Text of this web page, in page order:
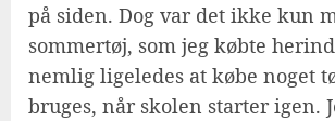
på siden. Dog var det ikke kun
sommertøj, som jeg købte
nemlig ligeledes at købe noget
bruges, når skolen starter igen.